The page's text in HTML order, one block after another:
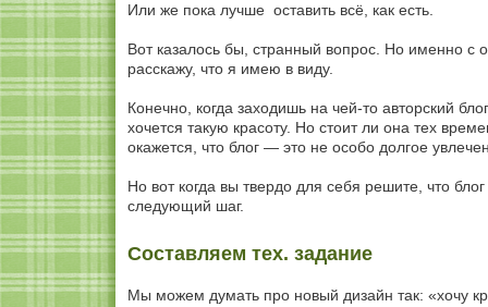
Или же пока лучше оставить всё, как есть.
Вот казалось бы, странный вопрос. Но именно с
расскажу, что я имею в виду.
Конечно, когда заходишь на чей-то авторский
хочется такую красоту. Но стоит ли она тех
окажется, что блог — это не особо долгое
Но вот когда вы твердо для себя решите, что
следующий шаг.
Составляем тех. задание
Мы можем думать про новый дизайн так: «хочу